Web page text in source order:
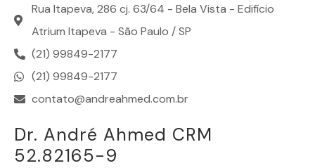
Rua Itapeva, 286 cj. 63/64 - Bela Vista - Edifício
Atrium Itapeva - São Paulo / SP
(21) 99849-2177
(21) 99849-2177
contato@andreahmed.com.br
Dr. André Ahmed CRM
52.82165-9